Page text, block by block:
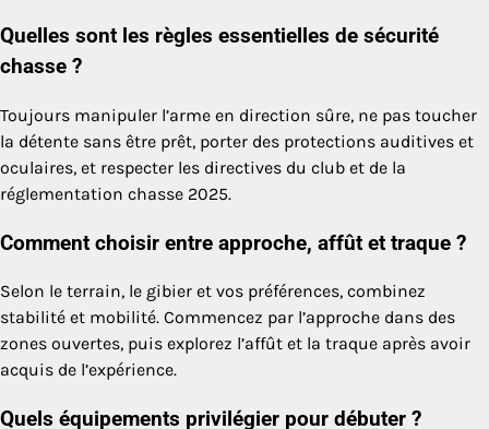
Quelles sont les règles essentielles de sécurité
chasse ?
Toujours manipuler l’arme en direction sûre, ne pas toucher
la détente sans être prêt, porter des protections auditives et
oculaires, et respecter les directives du club et de la
réglementation chasse 2025.
Comment choisir entre approche, affût et traque ?
Selon le terrain, le gibier et vos préférences, combinez
stabilité et mobilité. Commencez par l’approche dans des
zones ouvertes, puis explorez l’affût et la traque après avoir
acquis de l’expérience.
Quels équipements privilégier pour débuter ?